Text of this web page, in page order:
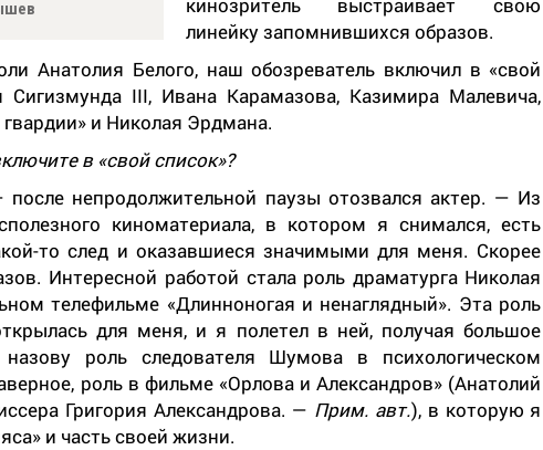
линейку запомнившихся образов.
Анатолия Белого, наш обозреватель включил в «свой
Сигизмунда III, Ивана Карамазова, Казимира Малевича,
и Николая Эрдмана.
в «свой список»?
непродолжительной паузы отозвался актер. — Из
киноматериала, в котором я снимался, есть
то след и оказавшиеся значимыми для меня. Скорее
Интересной работой стала роль драматурга Николая
телефильме «Длинноногая и ненаглядный». Эта роль
для меня, и я полетел в ней, получая большое
роль следователя Шумова в психологическом
роль в фильме «Орлова и Александров» (Анатолий
Григория Александрова. — Прим. авт.), в которую я
и часть своей жизни.